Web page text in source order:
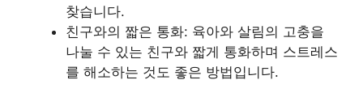
찾습니다.
친구와의 짧은 통화: 육아와 살림의 고충을
나눌 수 있는 친구와 짧게 통화하며 스트레스
를 해소하는 것도 좋은 방법입니다.